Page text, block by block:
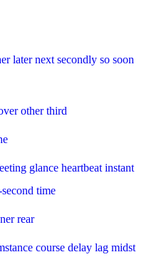
later next secondly so soon
other third
glance heartbeat instant
time
rear
course delay lag midst